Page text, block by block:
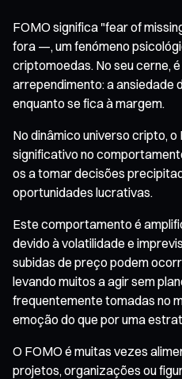
FOMO significa "fear of
fora —, um fenómeno
criptomoedas. No seu cerne,
arrependimento: a ansiedade
enquanto se fica à margem.
No dinâmico universo cripto,
significativo no
os a tomar decisões
oportunidades lucrativas.
Este comportamento é
devido à volatilidade e
subidas de preço podem
levando muitos a agir sem
frequentemente tomadas no
emoção do que por uma
O FOMO é muitas vezes
projetos, organizações ou